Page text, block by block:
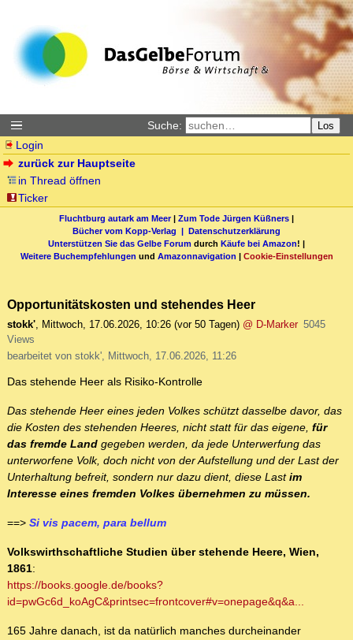
Suche: Los
Login
zurück zur Hauptseite
in Thread öffnen
Ticker
Fluchtburg autark am Meer| Zum Tode Jürgen Küßners |
Bücher vom Kopp-Verlag | Datenschutzerklärung
Unterstützen Sie das Gelbe Forum durch Käufe bei Amazon! |
Weitere Buchempfehlungen und Amazonnavigation | Cookie-Einstellungen
Opportunitätskosten und stehendes Heer
stokk', Mittwoch, 17.06.2026, 10:26 (vor 50 Tagen) @ D-Marker 5045
Views
bearbeitet von stokk', Mittwoch, 17.06.2026, 11:26
Das stehende Heer als Risiko-Kontrolle
Das stehende Heer eines jeden Volkes schützt dasselbe davor, das
die Kosten des stehenden Heeres, nicht statt für das eigene, für
das fremde Land gegeben werden, da jede Unterwerfung das
unterworfene Volk, doch nicht von der Aufstellung und der Last der
Unterhaltung befreit, sondern nur dazu dient, diese Lastim
Interesse eines fremden Volkes übernehmen zu müssen.
==> Si vis pacem, para bellum
Volkswirthschaftliche Studien über stehende Heere, Wien,
1861:
https://books.google.de/books?
id=pwGc6d_koAgC&printsec=frontcover#v=onepage&q&a...
165 Jahre danach, ist da natürlich manches durcheinander